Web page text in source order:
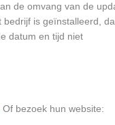
de omvang van de
is geïnstalleerd,
datum en tijd niet
. Of bezoek hun website: